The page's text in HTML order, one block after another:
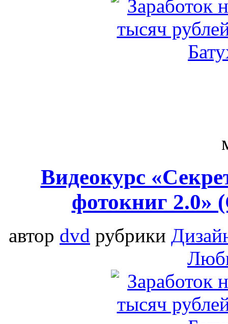
Видеокурс
фотокниг 2.0»
автор dvd рубрики